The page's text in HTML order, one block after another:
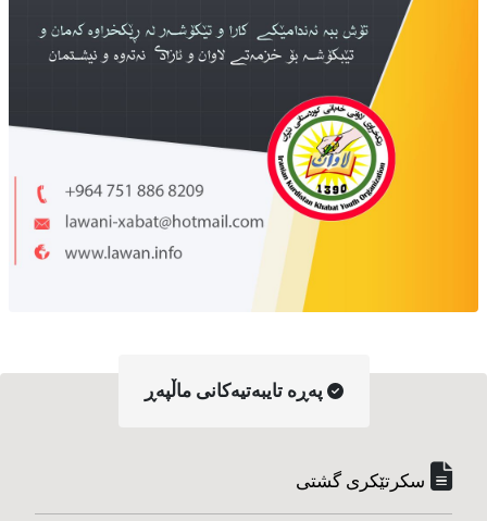
په‌ڕه‌ تایبه‌تیه‌کانی ماڵپه‌ڕ
سکرتێکری گشتی